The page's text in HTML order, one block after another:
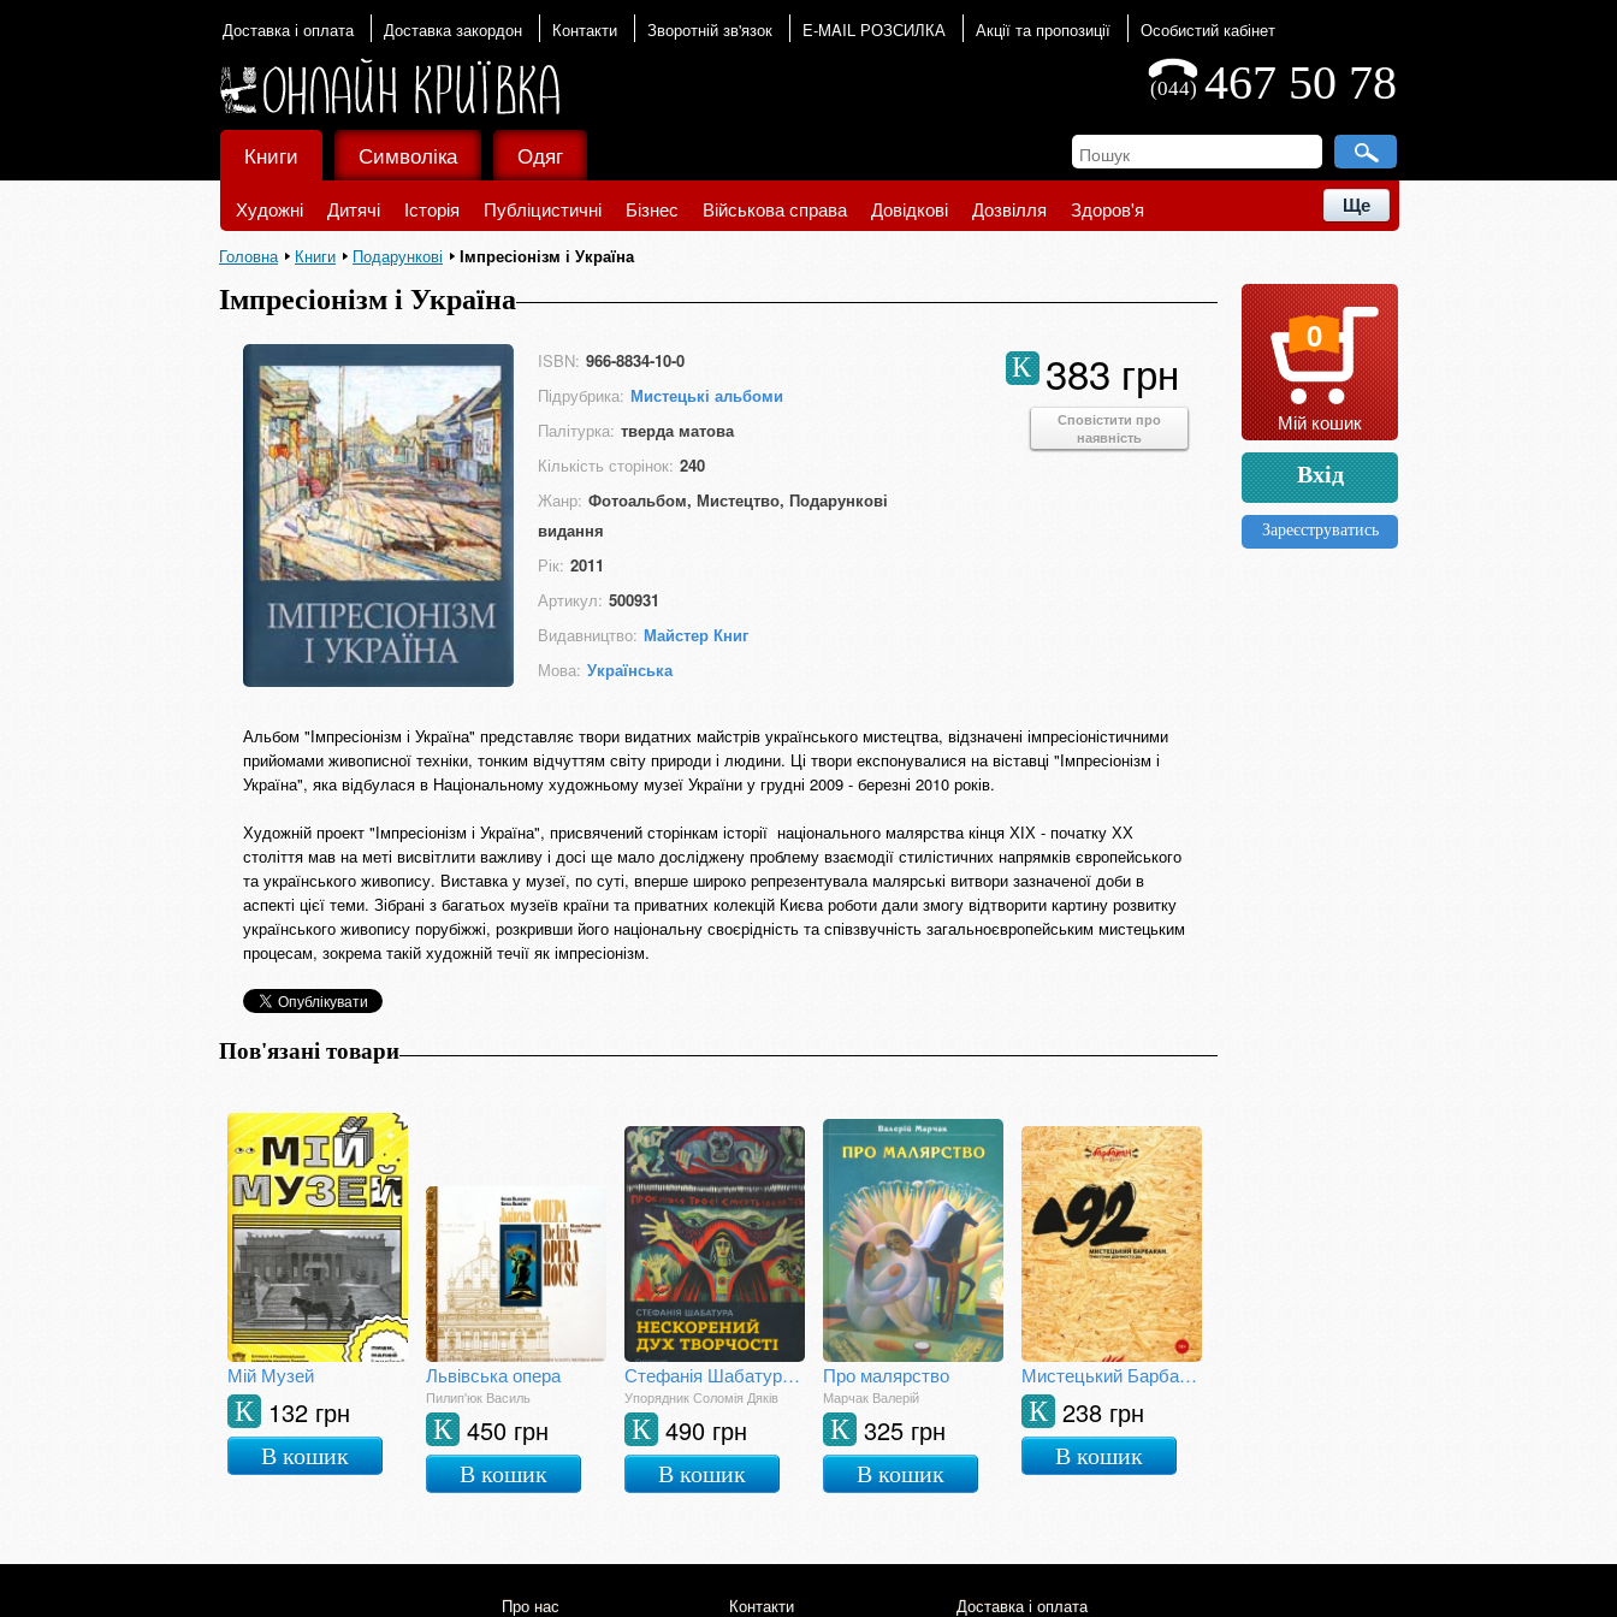
Доставка і оплата Доставка закордон Контакти Зворотній зв'язок E-MAIL РОЗСИЛКА Акції та пропозиції Особистий кабінет
467 50 78
(044)
Книги
Художні Дитячі Історія Публіцистичні Бізнес Військова справа Довідкові Дозвілля Здоров'я Ще
Символіка Одяг
Головна Книги Подарункові Імпресіонізм і Україна
Імпресіонізм і Україна
ISBN: 966-8834-10-0
Підрубрика: Мистецькі альбоми
Палітурка: тверда матова
Кількість сторінок: 240
Жанр: Фотоальбом, Мистецтво, Подарункові
видання
Рік: 2011
Артикул: 500931
Видавництво: Майстер Книг
Мова: Українська
383 грн
К
Сповістити про
наявність
Альбом "Імпресіонізм і Україна" представляє твори видатних майстрів українського мистецтва, відзначені імпресіоністичними
прийомами живописної техніки, тонким відчуттям світу природи і людини. Ці твори експонувалися на віставці "Імпресіонізм і
Україна", яка відбулася в Національному художньому музеї України у грудні 2009 - березні 2010 років.
Художній проект "Імпресіонізм і Україна", присвячений сторінкам історії національного малярства кінця ХІХ - початку ХХ
століття мав на меті висвітлити важливу і досі ще мало досліджену проблему взаємодії стилістичних напрямків європейського
та українського живопису. Виставка у музеї, по суті, вперше широко репрезентувала малярські витвори зазначеної доби в
аспекті цієї теми. Зібрані з багатьох музеїв країни та приватних колекцій Києва роботи дали змогу відтворити картину розвитку
українського живопису порубіжжі, розкривши його національну своєрідність та співзвучність загальноєвропейським мистецьким
процесам, зокрема такій художній течії як імпресіонізм.
Пов'язані товари
Мій Музей
132 грн
К
В кошик
Львівська опера
Пилип'юк Василь
450 грн
К
В кошик
Стефанія Шабатура. Нескорений дух творчості
Упорядник Соломія Дяків
490 грн
К
В кошик
Про малярство
Марчак Валерій
325 грн
К
В кошик
Мистецький Барбакан. Трикутник дев'яносто два
238 грн
К
В кошик
0
Мій кошик
Вхід
Зареєструватись
Про нас Контакти Доставка і оплата